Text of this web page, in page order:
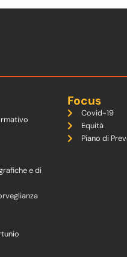
e di
Focus
Covid-19
Equità
Piano di